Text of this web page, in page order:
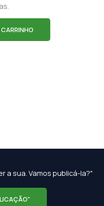
a sua. Vamos publicá-la?"